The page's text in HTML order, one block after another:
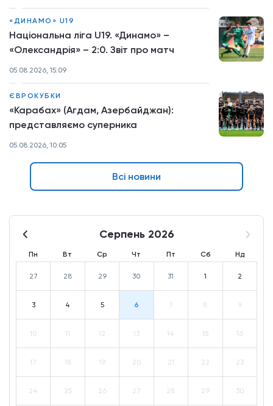
«ДИНАМО» U19
Національна ліга U19. «Динамо» –
«Олександрія» – 2:0. Звіт про матч
05.08.2026, 15:09
ЄВРОКУБКИ
«Карабах» (Агдам, Азербайджан):
представляємо суперника
05.08.2026, 10:05
Всі новини
Серпень 2026
Пн Вт Ср Чт Пт Сб Нд
27 28 29 30 31 1 2
3 4 5 6 7 8 9
10 11 12 13 14 15 16
17 18 19 20 21 22 23
24 25 26 27 28 29 30